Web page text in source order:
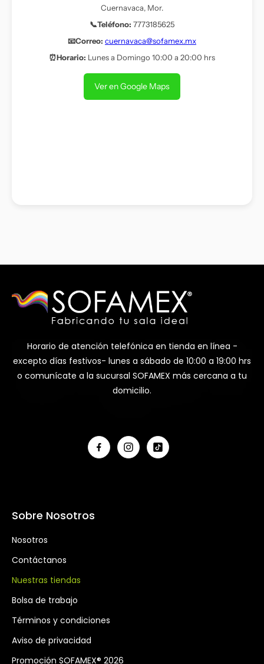
Cuernavaca, Mor.
📞Teléfono: 7773185625
📧Correo: cuernavaca@sofamex.mx
⏰Horario: Lunes a Domingo 10:00 a 20:00 hrs
Ver en Google Maps
Horario de atención telefónica en tienda en línea -
excepto días festivos- lunes a sábado de 10:00 a 19:00 hrs
o comunícate a la sucursal SOFAMEX más cercana a tu
domicilio.
Sobre Nosotros
Nosotros
Contáctanos
Nuestras tiendas
Bolsa de trabajo
Términos y condiciones
Aviso de privacidad
Promoción SOFAMEX®️ 2026